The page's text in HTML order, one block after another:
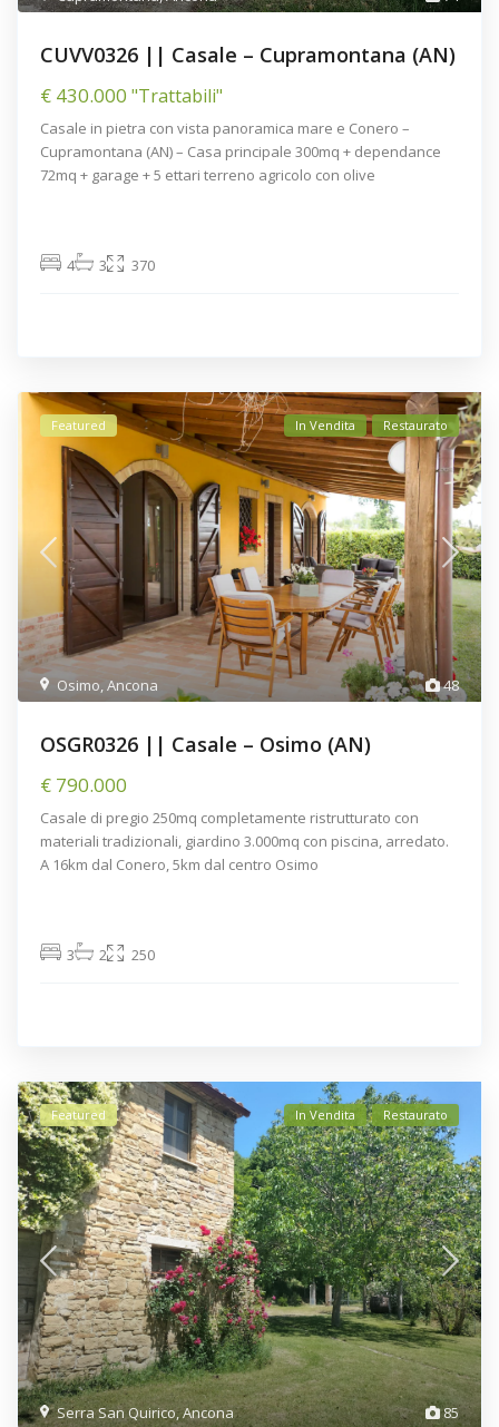
CUVV0326 || Casale – Cupramontana (AN)
€ 430.000"Trattabili"
Casale in pietra con vista panoramica mare e Conero –
Cupramontana (AN) – Casa principale 300mq + dependance
72mq + garage + 5 ettari terreno agricolo con olive
4 3 370
48
Osimo,Ancona
Featured In Vendita Restaurato
OSGR0326 || Casale – Osimo (AN)
€ 790.000
Casale di pregio 250mq completamente ristrutturato con
materiali tradizionali, giardino 3.000mq con piscina, arredato.
A 16km dal Conero, 5km dal centro Osimo
3 2 250
85
Serra San Quirico,Ancona
Featured In Vendita Restaurato